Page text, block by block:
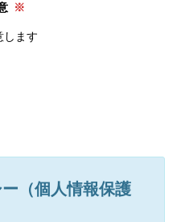
※
します
（個人情報保護